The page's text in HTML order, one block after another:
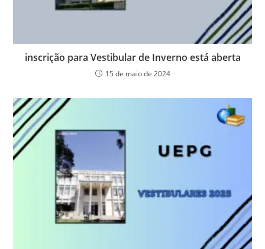
inscrição para Vestibular de Inverno está aberta
15 de maio de 2024